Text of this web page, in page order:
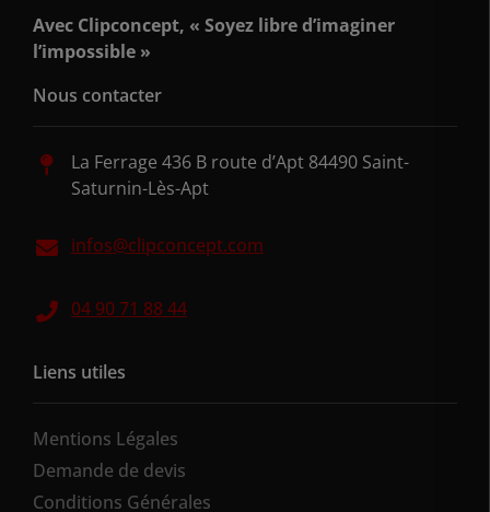
Avec Clipconcept, « Soyez libre d’imaginer
l’impossible »
Nous contacter
La Ferrage 436 B route d’Apt 84490 Saint-
Saturnin-Lès-Apt
infos@clipconcept.com
04 90 71 88 44
Liens utiles
Mentions Légales
Demande de devis
Conditions Générales